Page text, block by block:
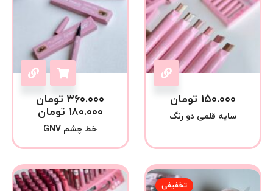
۱۵۰.۰۰۰ تومان
سایه قلمی دو رنگ
۳۶۰.۰۰۰ تومان
۱۸۰.۰۰۰ تومان
خط چشم GNV
تخفیفی